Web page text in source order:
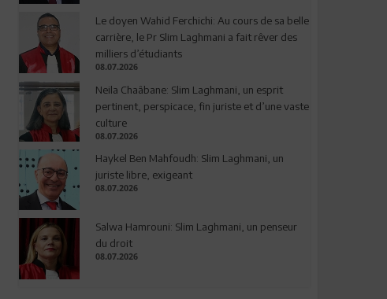
Le doyen Wahid Ferchichi: Au cours de sa belle
carrière, le Pr Slim Laghmani a fait rêver des
milliers d’étudiants
08.07.2026
Neila Chaâbane: Slim Laghmani, un esprit
pertinent, perspicace, fin juriste et d’une vaste
culture
08.07.2026
Haykel Ben Mahfoudh: Slim Laghmani, un
juriste libre, exigeant
08.07.2026
Salwa Hamrouni: Slim Laghmani, un penseur
du droit
08.07.2026